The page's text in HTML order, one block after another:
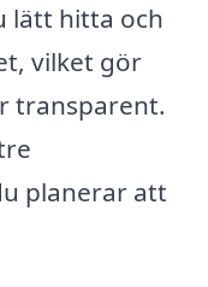
lätt hitta och
vilket gör
transparent.
planerar att